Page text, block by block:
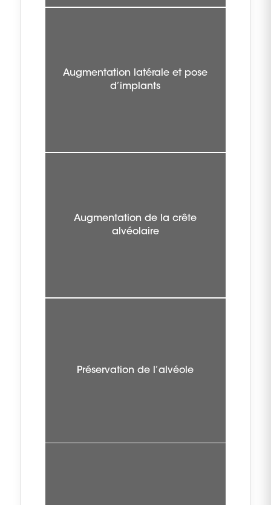
Augmentation latérale et pose
d’implants
Augmentation de la crête
alvéolaire
Préservation de l’alvéole